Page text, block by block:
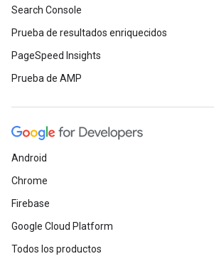
Search Console
Prueba de resultados enriquecidos
PageSpeed Insights
Prueba de AMP
Android
Chrome
Firebase
Google Cloud Platform
Todos los productos